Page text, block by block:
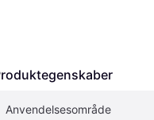
Anvendelsesområde